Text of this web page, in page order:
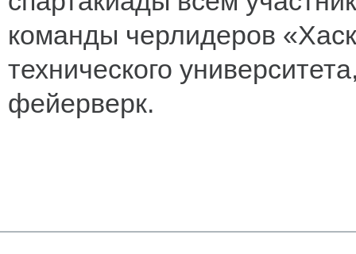
команды черлидеров
технического
фейерверк.